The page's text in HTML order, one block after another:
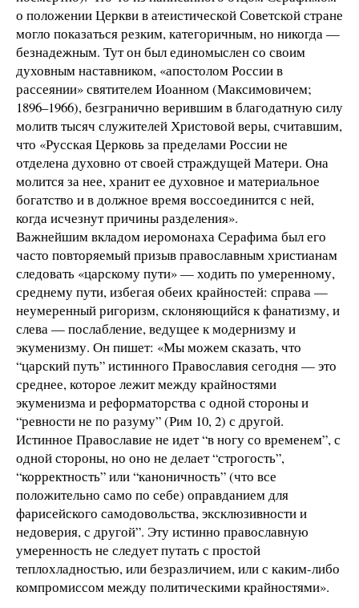
о положении Церкви в атеистической Советской стране
могло показаться резким, категоричным, но никогда —
безнадежным. Тут он был единомыслен со своим
духовным наставником, «апостолом России в
рассеянии» святителем Иоанном (Максимовичем;
1896–1966), безгранично верившим в благодатную силу
молитв тысяч служителей Христовой веры, считавшим,
что «Русская Церковь за пределами России не
отделена духовно от своей страждущей Матери. Она
молится за нее, хранит ее духовное и материальное
богатство и в должное время воссоединится с ней,
когда исчезнут причины разделения».
Важнейшим вкладом иеромонаха Серафима был его
часто повторяемый призыв православным христианам
следовать «царскому пути» — ходить по умеренному,
среднему пути, избегая обеих крайностей: справа —
неумеренный ригоризм, склоняющийся к фанатизму, и
слева — послабление, ведущее к модернизму и
экуменизму. Он пишет: «Мы можем сказать, что
“царский путь” истинного Православия сегодня — это
среднее, которое лежит между крайностями
экуменизма и реформаторства с одной стороны и
“ревности не по разуму” (Рим 10, 2) с другой.
Истинное Православие не идет “в ногу со временем”, с
одной стороны, но оно не делает “строгость”,
“корректность” или “каноничность” (что все
положительно само по себе) оправданием для
фарисейского самодовольства, эксклюзивности и
недоверия, с другой”. Эту истинно православную
умеренность не следует путать с простой
теплохладностью, или безразличием, или с каким-либо
компромиссом между политическими крайностями».